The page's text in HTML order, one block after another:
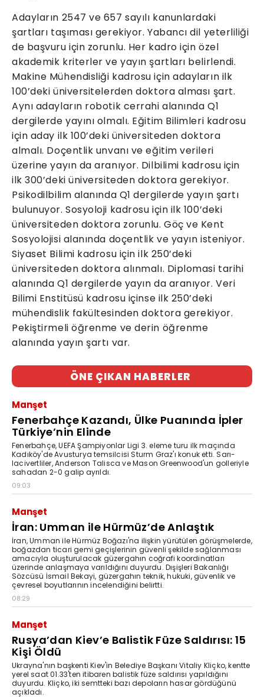
Adayların 2547 ve 657 sayılı kanunlardaki
şartları taşıması gerekiyor. Yabancı dil yeterliliği
de başvuru için zorunlu. Her kadro için özel
akademik kriterler ve yayın şartları belirlendi.
Makine Mühendisliği kadrosu için adayların ilk
100’deki üniversitelerden doktora alması şart.
Aynı adayların robotik cerrahi alanında Q1
dergilerde yayını olmalı. Eğitim Bilimleri kadrosu
için aday ilk 100’deki üniversiteden doktora
almalı. Doçentlik unvanı ve eğitim verileri
üzerine yayın da aranıyor. Dilbilimi kadrosu için
ilk 300’deki üniversiteden doktora gerekiyor.
Psikodilbilim alanında Q1 dergilerde yayın şartı
bulunuyor. Sosyoloji kadrosu için ilk 100’deki
üniversiteden doktora zorunlu. Göç ve Kent
Sosyolojisi alanında doçentlik ve yayın isteniyor.
Siyaset Bilimi kadrosu için ilk 250’deki
üniversiteden doktora alınmalı. Diplomasi tarihi
alanında Q1 dergilerde yayın da aranıyor. Veri
Bilimi Enstitüsü kadrosu içinse ilk 250’deki
mühendislik fakültesinden doktora gerekiyor.
Pekiştirmeli öğrenme ve derin öğrenme
alanında yayın şartı var.
ÖNE ÇIKAN HABERLER
Manşet
Fenerbahçe Kazandı, Ülke Puanında İpler
Türkiye’nin Elinde
Fenerbahçe, UEFA Şampiyonlar Ligi 3. eleme turu ilk maçında
Kadıköy'de Avusturya temsilcisi Sturm Graz'ı konuk etti. Sarı-
lacivertliler, Anderson Talisca ve Mason Greenwood'un golleriyle
sahadan 2-0 galip ayrıldı.
09:03
Manşet
İran: Umman ile Hürmüz’de Anlaştık
İran, Umman ile Hürmüz Boğazı'na ilişkin yürütülen görüşmelerde,
boğazdan ticari gemi geçişlerinin güvenli şekilde sağlanması
amacıyla oluşturulacak güzergahın coğrafi koordinatları
üzerinde anlaşmaya varıldığını duyurdu. Dışişleri Bakanlığı
Sözcüsü İsmail Bekayi, güzergahın teknik, hukuki, güvenlik ve
çevresel boyutlarının incelendiğini belirtti.
08:29
Manşet
Rusya’dan Kiev’e Balistik Füze Saldırısı: 15
Kişi Öldü
Ukrayna'nın başkenti Kiev'in Belediye Başkanı Vitaliy Kliçko, kentte
yerel saat 01.33'ten itibaren balistik füze saldırısı yapıldığını
duyurdu. Kliçko, iki semtteki bazı depoların hasar gördüğünü
açıkladı.